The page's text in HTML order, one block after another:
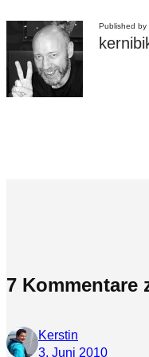
Published by
7 Kommentare
Kerstin
3. Juni 2010